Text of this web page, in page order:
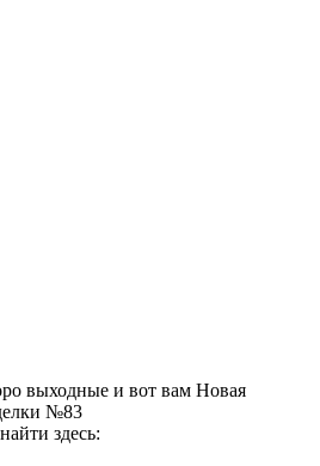
выходные и вот вам Новая
№83
здесь: